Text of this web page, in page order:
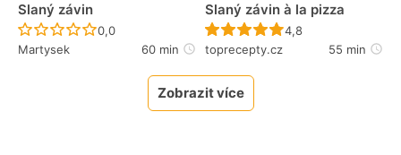
Slaný závin
Recept ještě nebyl hodnocen
0,0
Martysek
60 min
Slaný závin à la pizza
Recept ještě nebyl
4,8
toprecepty.cz
55 min
Zobrazit více